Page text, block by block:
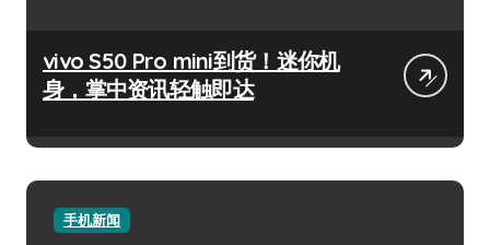
vivo S50 Pro mini到货！迷你机
身，掌中资讯轻触即达
手机新闻